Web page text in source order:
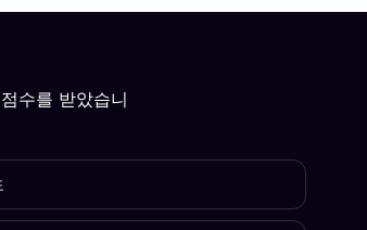
수를 받았습니